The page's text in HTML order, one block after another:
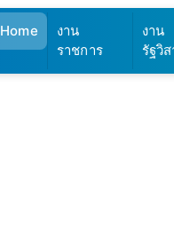
Home(เปิดสอบราชการ)
งาน
ราชการ
งาน
รัฐวิ